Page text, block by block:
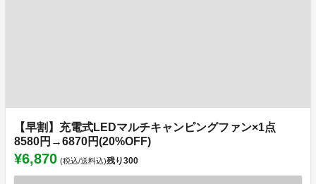
【早割】充電式LEDマルチキャンピングファン×1点
8580円→6870円(20%OFF)
¥6,870 (税込/送料込)残り300